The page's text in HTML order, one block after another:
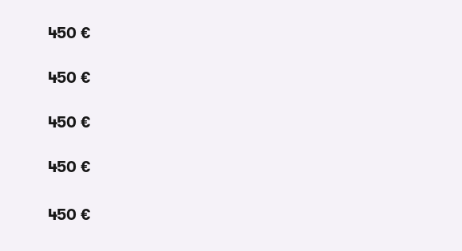
450 €
450 €
450 €
450 €
450 €